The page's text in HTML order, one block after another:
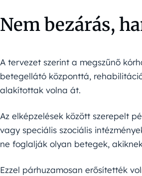
Nem bezárás,
A tervezet szerint a megszűnő
betegellátó központtá,
alakítottak volna át.
Az elképzelések között szerepelt
vagy speciális szociális
ne foglalják olyan betegek,
Ezzel párhuzamosan erősítették